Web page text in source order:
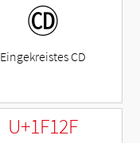
🄭
Eingekreistes CD
U+1F12F